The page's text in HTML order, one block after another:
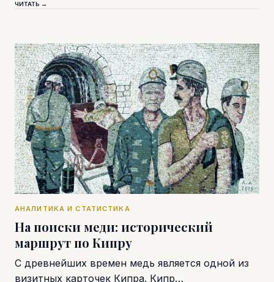
ЧИТАТЬ →
АНАЛИТИКА И СТАТИСТИКА
На поиски меди: исторический
маршрут по Кипру
С древнейших времен медь является одной из
визитных карточек Кипра. Кипр…